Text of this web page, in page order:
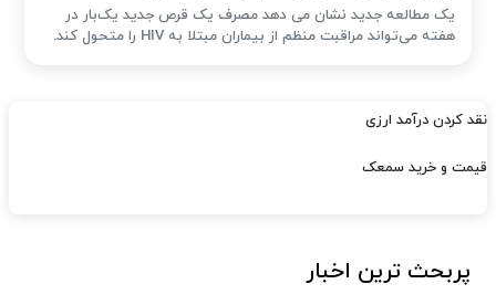
یک مطالعه جدید نشان می دهد مصرف یک قرص جدید یک‌بار در
هفته می‌تواند مراقبت منظم از بیماران مبتلا به HIV را متحول کند.
نقد کردن درآمد ارزی
قیمت و خرید سمعک
پربحث ترین اخبار